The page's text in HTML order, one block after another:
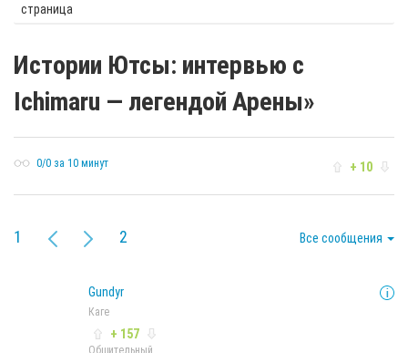
страница
Истории Ютсы: интервью с
Ichimaru — легендой Арены»
0/0 за 10 минут + 10
1 2 Все сообщения
Gundyr
Каге
+ 157
Общительный